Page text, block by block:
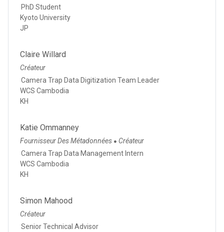
PhD Student
Kyoto University
JP
Claire Willard
Créateur
Camera Trap Data Digitization Team Leader
WCS Cambodia
KH
Katie Ommanney
Fournisseur Des Métadonnées ● Créateur
Camera Trap Data Management Intern
WCS Cambodia
KH
Simon Mahood
Créateur
Senior Technical Advisor